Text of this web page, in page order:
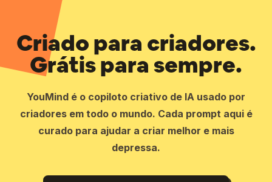
Criado para criadores.
Grátis para sempre.
YouMind é o copiloto criativo de IA usado por
criadores em todo o mundo. Cada prompt aqui é
curado para ajudar a criar melhor e mais
depressa.